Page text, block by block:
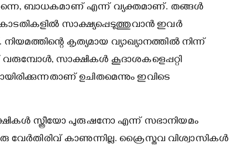
ബാധകമാണ് എന്ന് വ്യക്തമാണ്. തങ്ങള്‍
സാക്ഷ്യപ്പെടുത്തുവാന്‍ ഇവര്‍
കൃത്യമായ വ്യാഖ്യാനത്തില്‍ നിന്ന്
വരുമ്പോള്‍, സാക്ഷികള്‍ കൂദാശകളെപ്പറ്റി
ഉചിതമെന്നും ഇവിടെ
സ്ത്രീയോ പുരുഷനോ എന്ന് സഭാനിയമം
വേര്‍തിരിവ് കാണുന്നില്ല. ക്രൈസ്തവ വിശ്വാസികള്‍